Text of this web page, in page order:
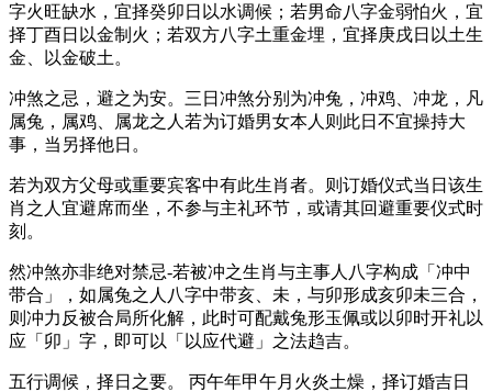
字火旺缺水，宜择癸卯日以水调候；若男命八字金弱怕火，宜
择丁酉日以金制火；若双方八字土重金埋，宜择庚戌日以土生
金、以金破土。
冲煞之忌，避之为安。三日冲煞分别为冲兔，冲鸡、冲龙，凡
属兔，属鸡、属龙之人若为订婚男女本人则此日不宜操持大
事，当另择他日。
若为双方父母或重要宾客中有此生肖者。则订婚仪式当日该生
肖之人宜避席而坐，不参与主礼环节，或请其回避重要仪式时
刻。
然冲煞亦非绝对禁忌-若被冲之生肖与主事人八字构成「冲中
带合」，如属兔之人八字中带亥、未，与卯形成亥卯未三合，
则冲力反被合局所化解，此时可配戴兔形玉佩或以卯时开礼以
应「卯」字，即可以「以应代避」之法趋吉。
五行调候，择日之要。 丙午年甲午月火炎土燥，择订婚吉日